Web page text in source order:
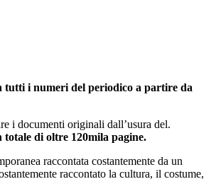
tutti i numeri del periodico a partire da
i documenti originali dall’usura del.
totale di oltre 120mila pagine.
raccontata costantemente da un
raccontato la cultura, il costume,